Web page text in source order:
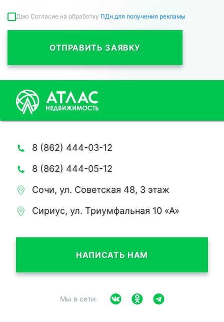
Даю Согласие на обработку ПДн для получения рекламы
ОТПРАВИТЬ ЗАЯВКУ
8 (862) 444-03-12
8 (862) 444-05-12
Сочи, ул. Советская 48, 3 этаж
Сириус, ул. Триумфальная 10 «А»
НАПИСАТЬ НАМ
Мы в сети: